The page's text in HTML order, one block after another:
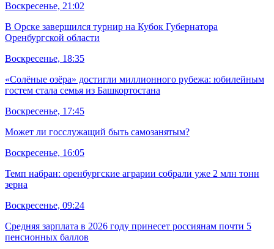
Воскресенье, 21:02
В Орске завершился турнир на Кубок Губернатора
Оренбургской области
Воскресенье, 18:35
«Солёные озёра» достигли миллионного рубежа: юбилейным
гостем стала семья из Башкортостана
Воскресенье, 17:45
Может ли госслужащий быть самозанятым?
Воскресенье, 16:05
Темп набран: оренбургские аграрии собрали уже 2 млн тонн
зерна
Воскресенье, 09:24
Средняя зарплата в 2026 году принесет россиянам почти 5
пенсионных баллов